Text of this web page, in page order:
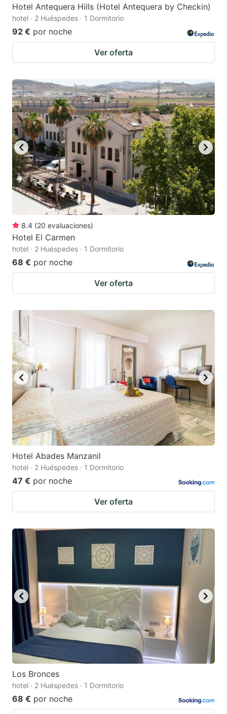
Hotel Antequera Hills (Hotel Antequera by Checkin)
hotel · 2 Huéspedes · 1 Dormitorio
92 € por noche
Ver oferta
8.4 (20 evaluaciones)
Hotel El Carmen
hotel · 2 Huéspedes · 1 Dormitorio
68 € por noche
Ver oferta
Hotel Abades Manzanil
hotel · 2 Huéspedes · 1 Dormitorio
47 € por noche
Ver oferta
Los Bronces
hotel · 2 Huéspedes · 1 Dormitorio
68 € por noche